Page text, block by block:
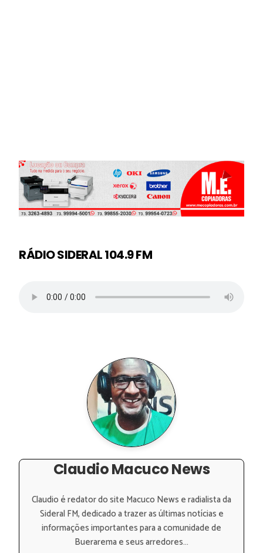
RÁDIO SIDERAL 104.9 FM
Claudio Macuco News
Claudio é redator do site Macuco News e radialista da
Sideral FM, dedicado a trazer as últimas notícias e
informações importantes para a comunidade de
Buerarema e seus arredores...